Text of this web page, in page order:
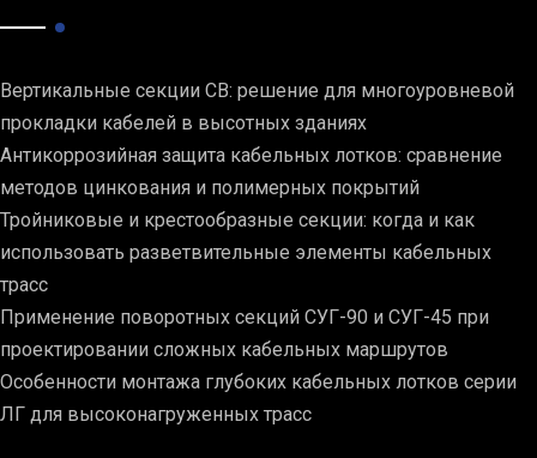
Вертикальные секции СВ: решение для многоуровневой
прокладки кабелей в высотных зданиях
Антикоррозийная защита кабельных лотков: сравнение
методов цинкования и полимерных покрытий
Тройниковые и крестообразные секции: когда и как
использовать разветвительные элементы кабельных
трасс
Применение поворотных секций СУГ-90 и СУГ-45 при
проектировании сложных кабельных маршрутов
Особенности монтажа глубоких кабельных лотков серии
ЛГ для высоконагруженных трасс